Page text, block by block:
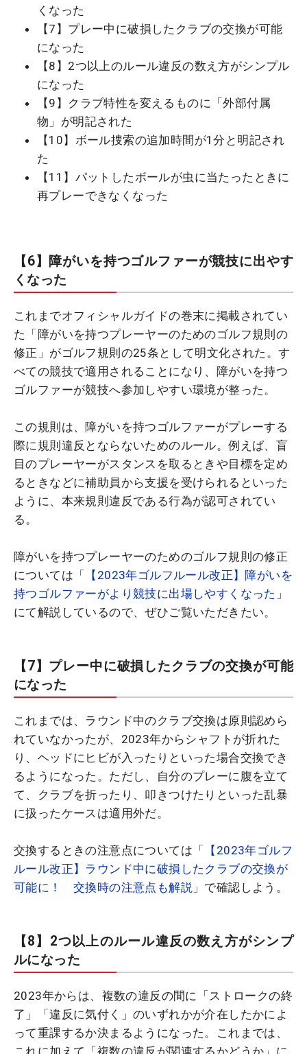
くなった
【7】プレー中に破損したクラブの交換が可能
になった
【8】2つ以上のルール違反の数え方がシンプル
になった
【9】クラブ特性を変えるものに「外部付属
物」が明記された
【10】ボール捜索の追加時間が1分と明記され
た
【11】パットしたボールが虫に当たったときに
再プレーできなくなった
【6】障がいを持つゴルファーが競技に出やす
くなった
これまでオフィシャルガイドの巻末に掲載されてい
た「障がいを持つプレーヤーのためのゴルフ規則の
修正」がゴルフ規則の25条として明文化された。す
べての競技で適用されることになり、障がいを持つ
ゴルファーが競技へ参加しやすい環境が整った。
この規則は、障がいを持つゴルファーがプレーする
際に規則違反とならないためのルール。例えば、盲
目のプレーヤーがスタンスを取るときや目標を定め
るときなどに補助員から支援を受けられるといった
ように、本来規則違反である行為が認可されてい
る。
障がいを持つプレーヤーのためのゴルフ規則の修正
については「 【2023年ゴルフルール改正】障がいを
持つゴルファーがより競技に出場しやすくなった 」
にて解説しているので、ぜひご覧いただきたい。
【7】プレー中に破損したクラブの交換が可能
になった
これまでは、ラウンド中のクラブ交換は原則認めら
れていなかったが、2023年からシャフトが折れた
り、ヘッドにヒビが入ったりといった場合交換でき
るようになった。ただし、自分のプレーに腹を立て
て、クラブを折ったり、叩きつけたりといった乱暴
に扱ったケースは適用外だ。
交換するときの注意点については「 【2023年ゴルフ
ルール改正】ラウンド中に破損したクラブの交換が
可能に！ 交換時の注意点も解説 」で確認しよう。
【8】2つ以上のルール違反の数え方がシンプ
ルになった
2023年からは、複数の違反の間に「ストロークの終
了」「違反に気付く」のいずれかが介在したかによ
って重課するか決まるようになった。これまでは、
これに加えて「複数の違反が関連するかどうか」に